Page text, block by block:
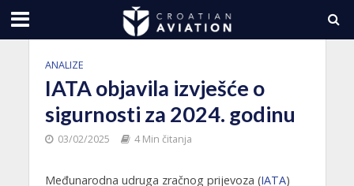
ANALIZE
IATA objavila izvješće o
sigurnosti za 2024. godinu
03/02/2025 4 Min čitanja
Međunarodna udruga zračnog prijevoza (IATA)